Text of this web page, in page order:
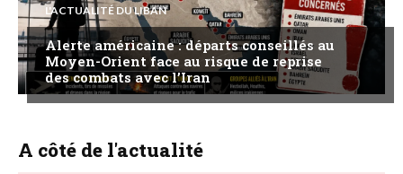
L'ACTUALITÉ DU LIBAN
Alerte américaine : départs conseillés au
Moyen-Orient face au risque de reprise
des combats avec l’Iran
A côté de l'actualité